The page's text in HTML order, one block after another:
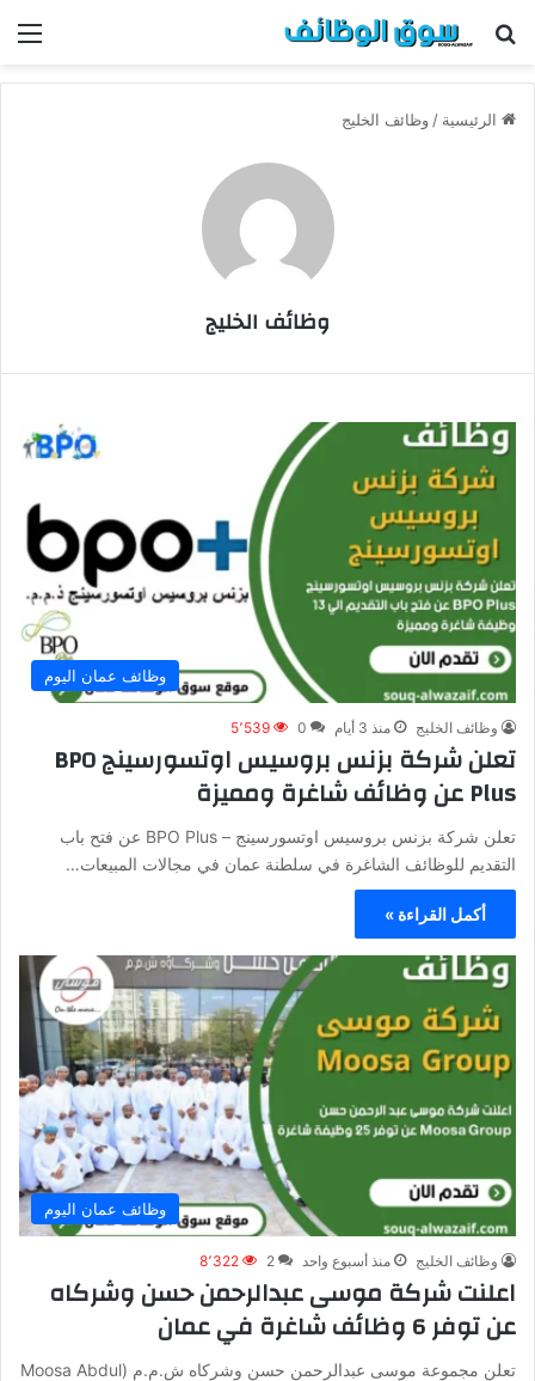
بحث عن
الرئيسية /وظائف الخليج
وظائف الخليج
وظائف عمان اليوم
وظائف الخليج منذ 3 أيام 0 5٬539
تعلن شركة بزنس بروسيس اوتسورسينج BPO
Plus عن وظائف شاغرة ومميزة
تعلن شركة بزنس بروسيس اوتسورسينج – BPO Plus عن فتح باب
التقديم للوظائف الشاغرة في سلطنة عمان في مجالات المبيعات…
أكمل القراءة »
وظائف عمان اليوم
وظائف الخليج منذ أسبوع واحد 2 8٬322
اعلنت شركة موسى عبدالرحمن حسن وشركاه
عن توفر 6 وظائف شاغرة في عمان
تعلن مجموعة موسى عبدالرحمن حسن وشركاه ش.م.م (Moosa Abdul